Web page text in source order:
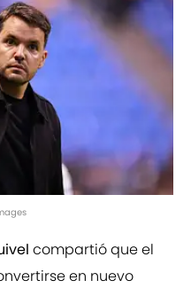
compartió que el
en nuevo